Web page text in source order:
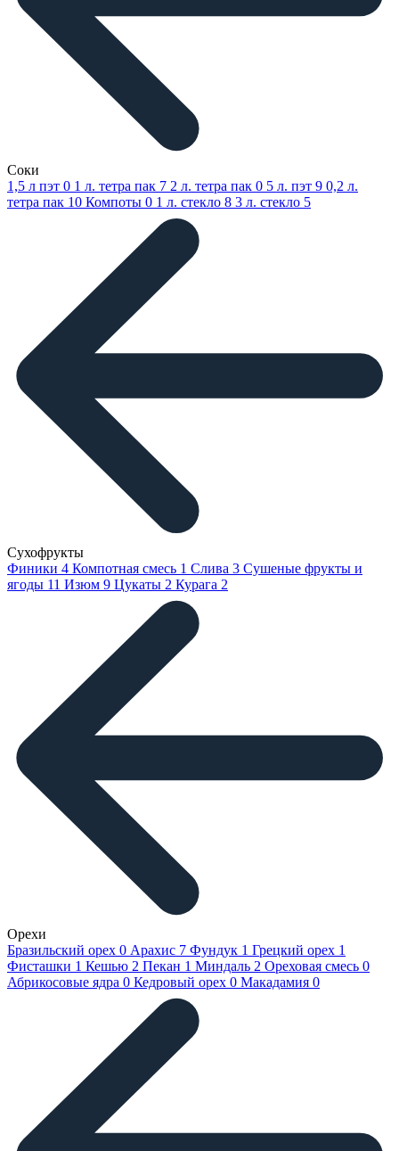
Соки
1,5 л пэт 0 1 л. тетра пак 7 2 л. тетра пак 0 5 л. пэт 9 0,2 л.
тетра пак 10 Компоты 0 1 л. стекло 8 3 л. стекло 5
Сухофрукты
Финики 4 Компотная смесь 1 Слива 3 Сушеные фрукты и
ягоды 11 Изюм 9 Цукаты 2 Курага 2
Орехи
Бразильский орех 0 Арахис 7 Фундук 1 Грецкий орех 1
Фисташки 1 Кешью 2 Пекан 1 Миндаль 2 Ореховая смесь 0
Абрикосовые ядра 0 Кедровый орех 0 Макадамия 0